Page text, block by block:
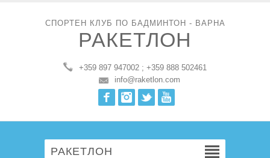
СПОРТЕН КЛУБ ПО БАДМИНТОН - ВАРНА
РАКЕТЛОН
+359 897 947002 ; +359 888 502461
info@raketlon.com
FacebookInstagram
Twitter
РАКЕТЛОН